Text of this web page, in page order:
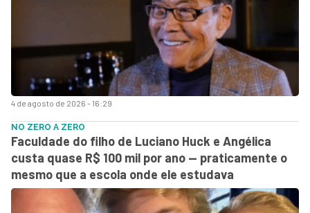
4 de agosto de 2026 - 16:29
NO ZERO A ZERO
Faculdade do filho de Luciano Huck e Angélica
custa quase R$ 100 mil por ano — praticamente o
mesmo que a escola onde ele estudava